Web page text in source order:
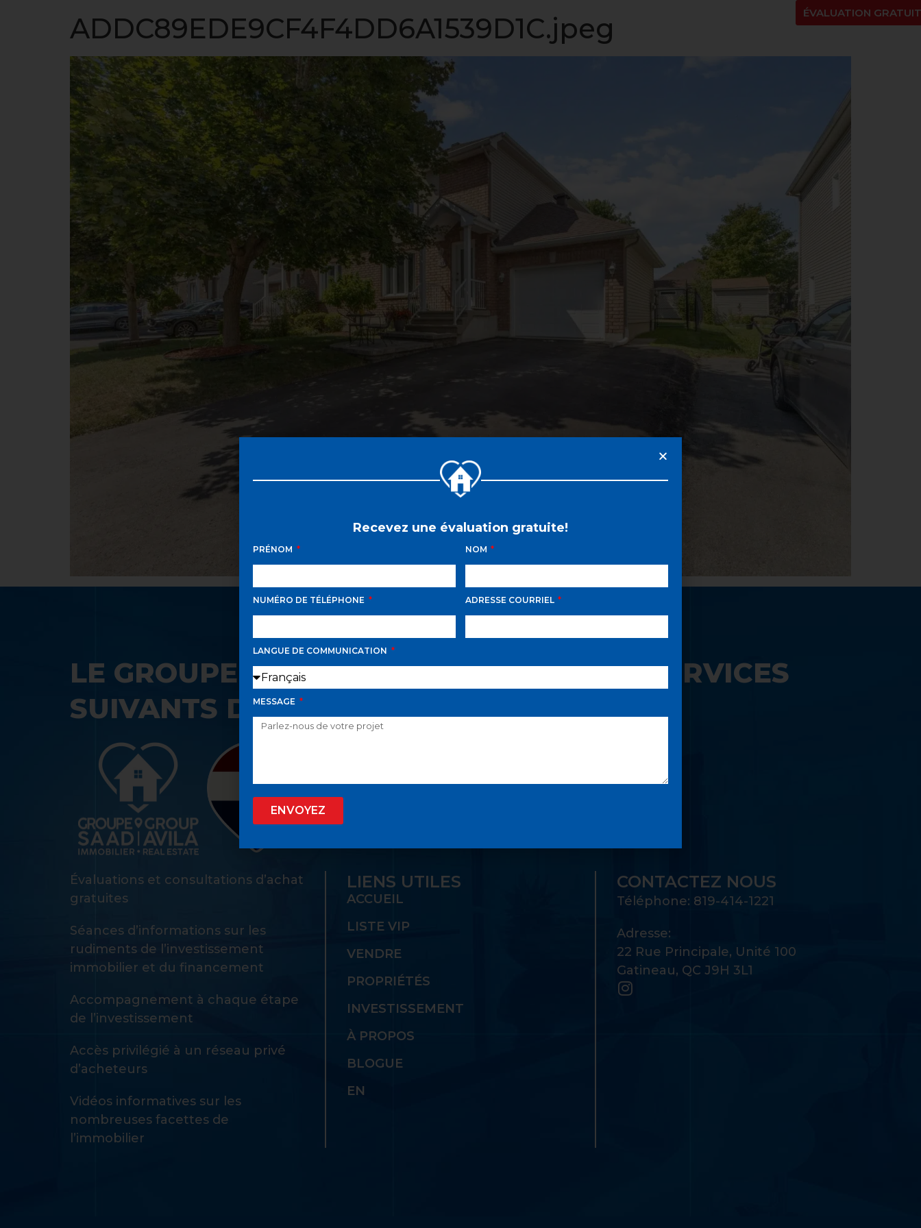
ÉVALUATION
ADDC89EDE9CF4F4DD6A1539D1C.jpeg
LE GROUPE SAAD AVILA PROPOSE LES SERVICES
SUIVANTS DANS SON GUICHET UNIQUE:
Évaluations et consultations d’achat
gratuites
Séances d’informations sur les
rudiments de l’investissement
immobilier et du financement
Accompagnement à chaque étape
de l’investissement
Accès privilégié à un réseau privé
d’acheteurs
Vidéos informatives sur les
nombreuses facettes de
l’immobilier
LIENS UTILES
ACCUEIL
LISTE VIP
VENDRE
PROPRIÉTÉS
INVESTISSEMENT
À PROPOS
BLOGUE
EN
CONTACTEZ NOUS
Téléphone: 819-414-1221
Adresse:
22 Rue Principale, Unité 100
Gatineau, QC J9H 3L1
Recevez une évaluation gratuite!
PRÉNOM NOM
NUMÉRO DE TÉLÉPHONE ADRESSE COURRIEL
LANGUE DE COMMUNICATION
MESSAGE
ENVOYEZ